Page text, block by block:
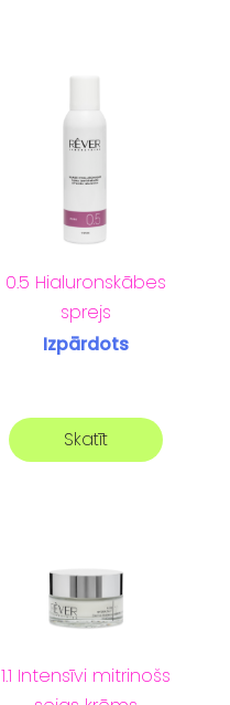
0.5 Hialuronskābes
sprejs
Izpārdots
Skatīt
1.1 Intensīvi mitrinošs